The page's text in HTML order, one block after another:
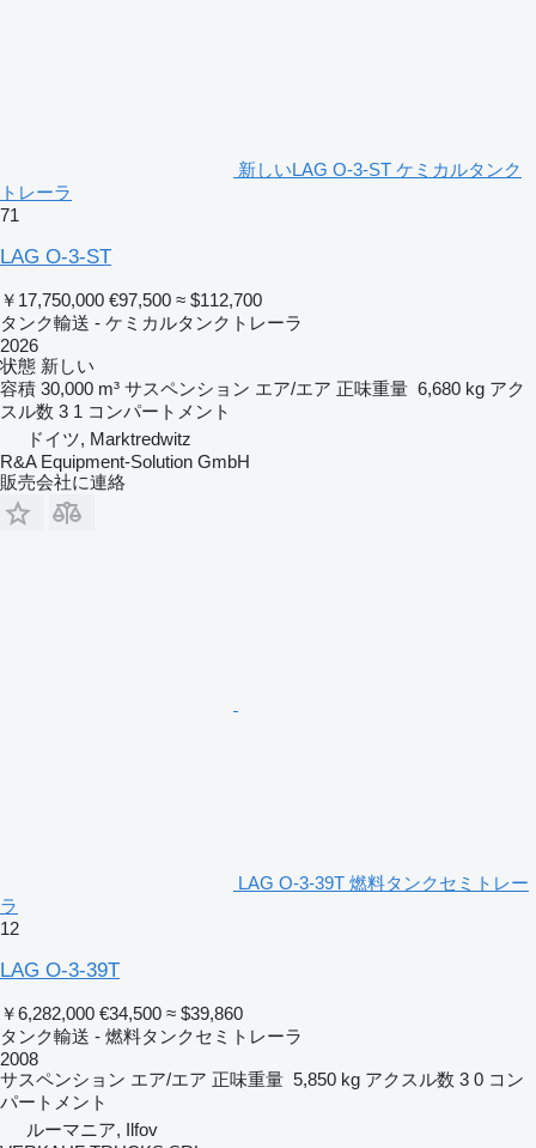
新しいLAG O-3-ST ケミカルタンク
トレーラ
71
LAG O-3-ST
￥17,750,000 €97,500 ≈ $112,700
タンク輸送 - ケミカルタンクトレーラ
2026
状態 新しい
容積 30,000 m³ サスペンション エア/エア 正味重量 6,680 kg アク
スル数 3 1 コンパートメント
ドイツ, Marktredwitz
R&A Equipment-Solution GmbH
販売会社に連絡
LAG O-3-39T 燃料タンクセミトレー
ラ
12
LAG O-3-39T
￥6,282,000 €34,500 ≈ $39,860
タンク輸送 - 燃料タンクセミトレーラ
2008
サスペンション エア/エア 正味重量 5,850 kg アクスル数 3 0 コン
パートメント
ルーマニア, Ilfov